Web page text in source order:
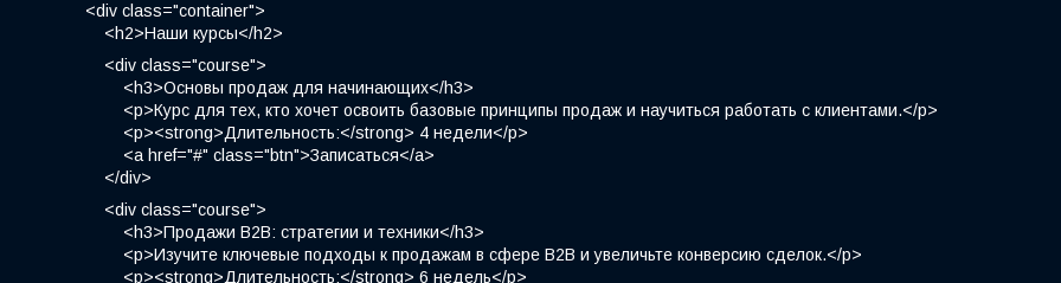
<div class="container">
<h2>Наши курсы</h2>
<div class="course">
<h3>Основы продаж для начинающих</h3>
<p>Курс для тех, кто хочет освоить базовые принципы продаж и научиться работать с клиентами.</p>
<p><strong>Длительность:</strong> 4 недели</p>
<a href="#" class="btn">Записаться</a>
</div>
<div class="course">
<h3>Продажи B2B: стратегии и техники</h3>
<p>Изучите ключевые подходы к продажам в сфере B2B и увеличьте конверсию сделок.</p>
<p><strong>Длительность:</strong> 6 недель</p>